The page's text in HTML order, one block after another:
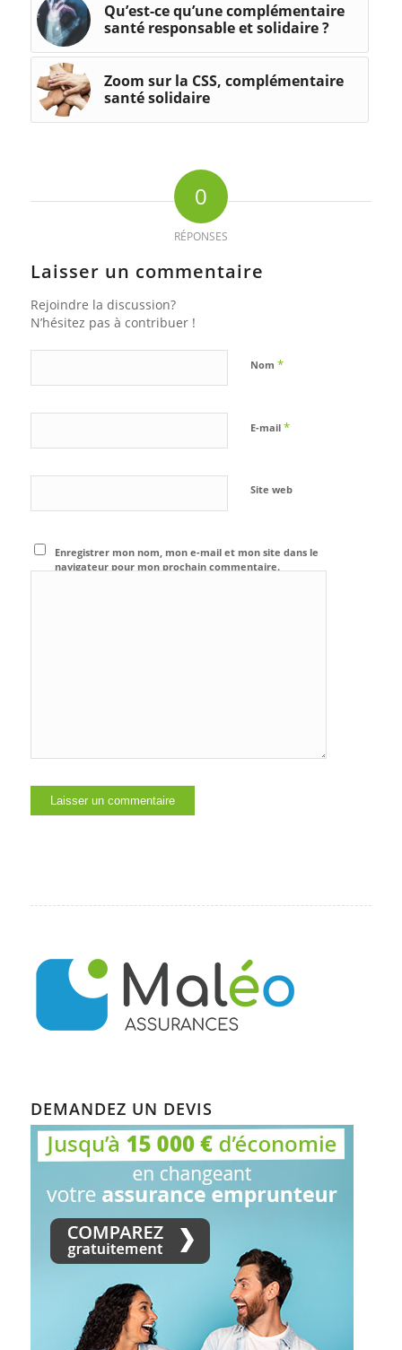
Qu’est-ce qu’une complémentaire
santé responsable et solidaire ?
Zoom sur la CSS, complémentaire
santé solidaire
0
RÉPONSES
Laisser un commentaire
Rejoindre la discussion?
N’hésitez pas à contribuer !
Nom *
E-mail *
Site web
Enregistrer mon nom, mon e-mail et mon site dans le
navigateur pour mon prochain commentaire.
DEMANDEZ UN DEVIS